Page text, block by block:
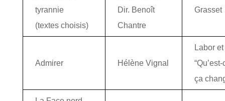
tyrannie
(textes choisis)
Dir. Benoît
Chantre
Grasset
Admirer Hélène Vignal
Labor
ça